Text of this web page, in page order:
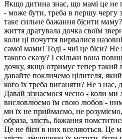
Якщо дитина знає, що мамі це не
- може бути, треба в першу чергу
таке сильне бажання бісити
життя дратувала дочка своїм
коли ці почуття вирвалися
самої мами! Тоді - чиї це біси?
такого сказу? І скільки вона
дочку, якщо отримує тепер такий
давайте покличемо цілителя,
кого їх треба виганяти? Не з нас,
Давай зізнаємося чесно - коли ми
висловлюємо їм свою любов -
ми їх не приймаємо, не
образа, злість, бажання
Це не біси в них вселяються. Це